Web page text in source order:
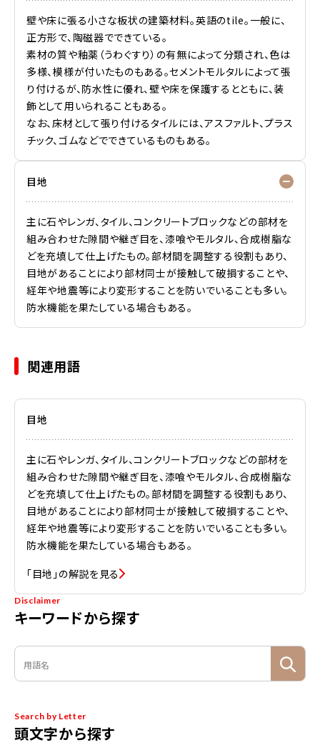
Disclaimer
キーワードから探す
Search by Letter
頭文字から探す
壁や床に張る小さな板状の建築材料。英語のtile。一般に、
正方形で、陶磁器でできている。
素材の質や釉薬（うわぐすり）の有無によって分類され、色は
多様、模様が付いたものもある。セメントモルタルによって張
り付けるが、防水性に優れ、壁や床を保護するとともに、装
飾として用いられることもある。
なお、床材として張り付けるタイルには、アスファルト、プラス
チック、ゴムなどでできているものもある。
目地
主に石やレンガ、タイル、コンクリートブロックなどの部材を
組み合わせた隙間や継ぎ目を、漆喰やモルタル、合成樹脂な
どを充填して仕上げたもの。部材間を調整する役割もあり、
目地があることにより部材同士が接触して破損することや、
経年や地震等により変形することを防いでいることも多い。
防水機能を果たしている場合もある。
関連用語
目地
主に石やレンガ、タイル、コンクリートブロックなどの部材を
組み合わせた隙間や継ぎ目を、漆喰やモルタル、合成樹脂な
どを充填して仕上げたもの。部材間を調整する役割もあり、
目地があることにより部材同士が接触して破損することや、
経年や地震等により変形することを防いでいることも多い。
防水機能を果たしている場合もある。
「目地」の解説を見る